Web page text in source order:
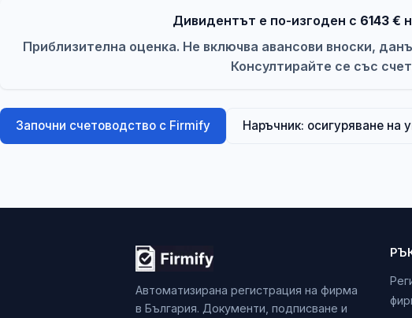
Дивидентът е по-изгоден с 6143€
Приблизителна оценка. Не включва авансови вноски,
Консултирайте се със
Започни счетоводство с Firmify Наръчник: осигуряване на
Автоматизирана регистрация на фирма
в България. Документи, подписване и